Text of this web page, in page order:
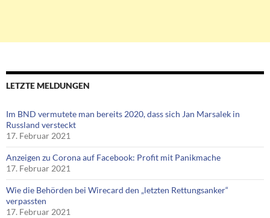
LETZTE MELDUNGEN
Im BND vermutete man bereits 2020, dass sich Jan Marsalek in
Russland versteckt
17. Februar 2021
Anzeigen zu Corona auf Facebook: Profit mit Panikmache
17. Februar 2021
Wie die Behörden bei Wirecard den „letzten Rettungsanker“
verpassten
17. Februar 2021